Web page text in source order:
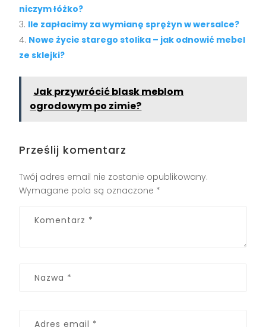
niczym łóżko?
Ile zapłacimy za wymianę sprężyn w wersalce?
Nowe życie starego stolika – jak odnowić mebel
ze sklejki?
Jak przywrócić blask meblom
ogrodowym po zimie?
Prześlij komentarz
Twój adres email nie zostanie opublikowany.
Wymagane pola są oznaczone *